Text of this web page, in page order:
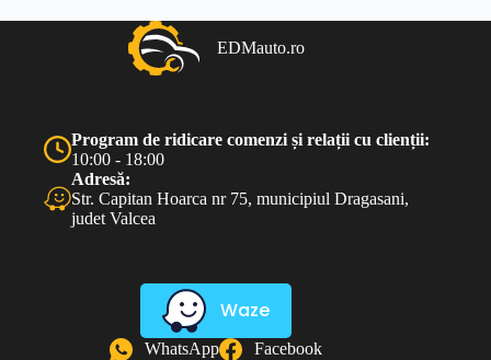
EDMauto.ro
Program de ridicare comenzi și relații cu clienții:
10:00 - 18:00
Adresă:
Str. Capitan Hoarca nr 75, municipiul Dragasani,
judet Valcea
Waze
WhatsApp Facebook